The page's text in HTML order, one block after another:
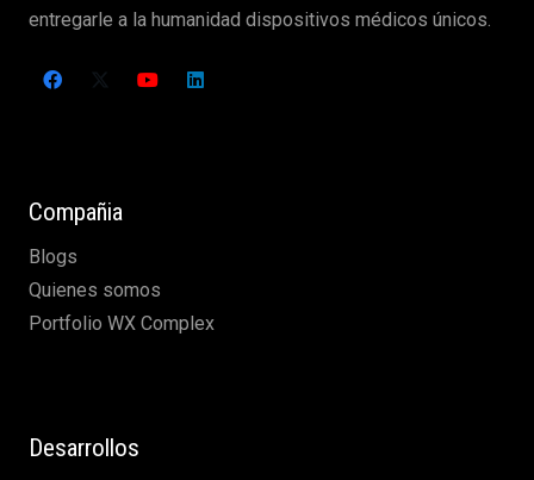
entregarle a la humanidad dispositivos médicos únicos.
Compañia
Blogs
Quienes somos
Portfolio WX Complex
Desarrollos